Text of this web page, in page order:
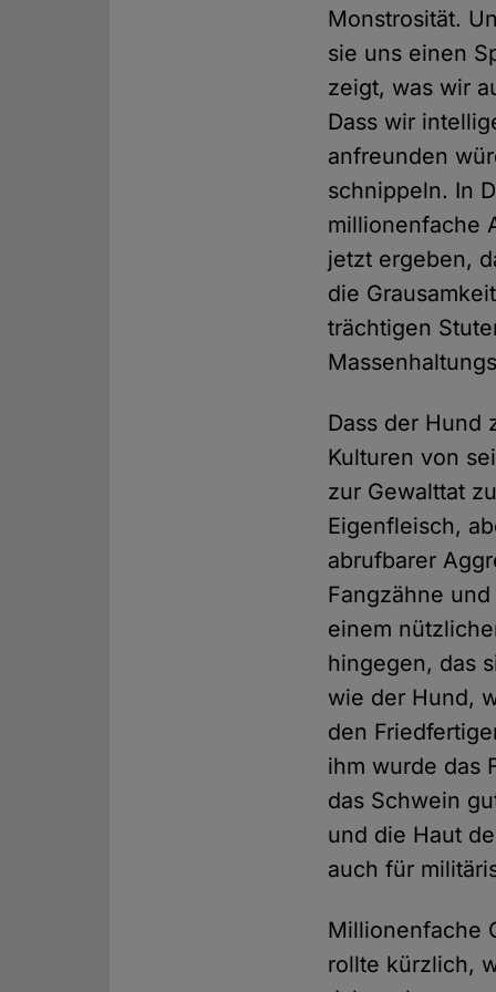
Monstrosität.
sie uns einen
zeigt, was wir
Dass wir
anfreunden
schnippeln. In
millionenfache
jetzt ergeben,
die
trächtigen
Dass der Hund
Kulturen von
zur Gewalttat
Eigenfleisch,
abrufbarer
Fangzähne
einem
hingegen, das
wie der Hund,
den
ihm wurde das
das Schwein
und die Haut
auch für
Millionenfache
rollte kürzlich,